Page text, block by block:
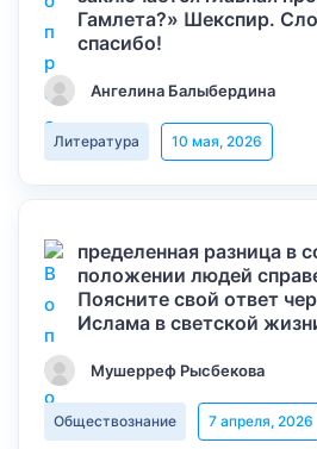
Гамлета?» Шекспир.
спасибо!
Ангелина Балыбердина
Литература 10 мая, 2026
пределенная разница в
положении людей
Поясните свой ответ
Ислама в светской
Мушерреф Рысбекова
Обществознание 7 апреля, 2026